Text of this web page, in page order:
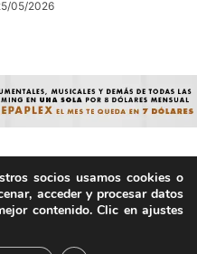
05/2026
Hecho por humanos, no por
reservados.
socios usamos cookies o
acceder y procesar datos
contenido. Clic en ajustes